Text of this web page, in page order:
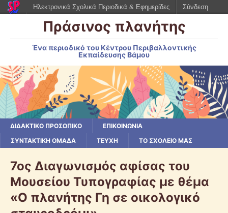
Πράσινος πλανήτης
Ένα περιοδικό του Κέντρου Περιβαλλοντικής
Εκπαίδευσης Βάμου
ΔΙΔΑΚΤΙΚΟ ΠΡΟΣΩΠΙΚΟ
ΕΠΙΚΟΙΝΩΝΙΑ
ΣΥΝΤΑΚΤΙΚΗ ΟΜΑΔΑ
ΤΕΥΧΗ ΤΟ ΣΧΟΛΕΙΟ ΜΑΣ
7ος Διαγωνισμός αφίσας του
Μουσείου Τυπογραφίας με θέμα
«Ο πλανήτης Γη σε οικολογικό
Ηλεκτρονικά Σχολικά Περιοδικά & Εφημερίδες Σύνδεση